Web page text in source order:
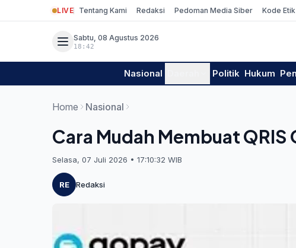
LIVE Tentang Kami Redaksi Pedoman Media Siber Kode
Sabtu, 08 Agustus 2026
18:42
Nasional Politik Hukum
Home Nasional
Cara Mudah Membuat QRIS
Selasa, 07 Juli 2026 • 17:10:32 WIB
RE Redaksi